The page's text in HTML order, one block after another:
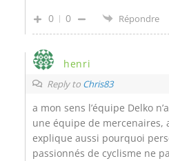
0
0 Répondre
henri
Reply to Chris83
a mon sens l’équipe Delko
une équipe de mercenaires,
explique aussi pourquoi
passionnés de cyclisme ne